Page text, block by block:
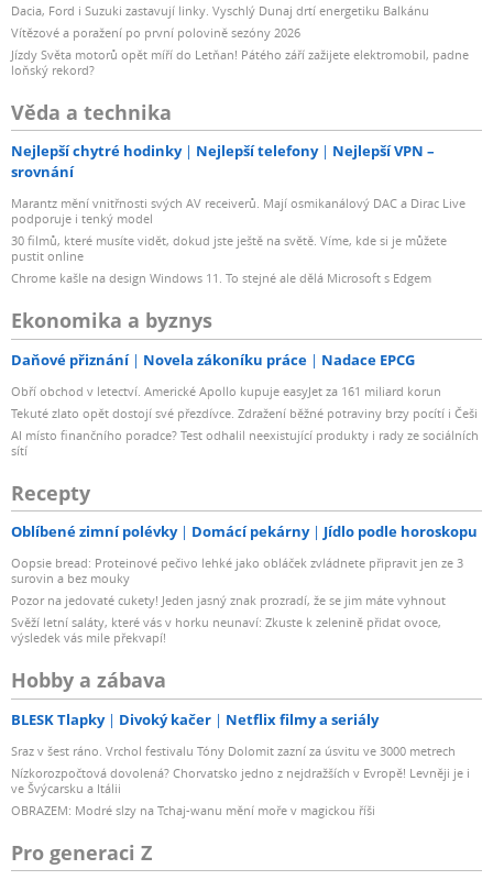
Dacia, Ford i Suzuki zastavují linky. Vyschlý Dunaj drtí energetiku Balkánu
Vítězové a poražení po první polovině sezóny 2026
Jízdy Světa motorů opět míří do Letňan! Pátého září zažijete elektromobil, padne
loňský rekord?
Věda a technika
Nejlepší chytré hodinky Nejlepší telefony
Nejlepší VPN –
srovnání
Marantz mění vnitřnosti svých AV receiverů. Mají osmikanálový DAC a Dirac Live
podporuje i tenký model
30 filmů, které musíte vidět, dokud jste ještě na světě. Víme, kde si je můžete
pustit online
Chrome kašle na design Windows 11. To stejné ale dělá Microsoft s Edgem
Ekonomika a byznys
Daňové přiznání Novela zákoníku práce Nadace EPCG
Obří obchod v letectví. Americké Apollo kupuje easyJet za 161 miliard korun
Tekuté zlato opět dostojí své přezdívce. Zdražení běžné potraviny brzy pocítí i Češi
AI místo finančního poradce? Test odhalil neexistující produkty i rady ze sociálních
sítí
Recepty
Oblíbené zimní polévky Domácí pekárny Jídlo podle horoskopu
Oopsie bread: Proteinové pečivo lehké jako obláček zvládnete připravit jen ze 3
surovin a bez mouky
Pozor na jedovaté cukety! Jeden jasný znak prozradí, že se jim máte vyhnout
Svěží letní saláty, které vás v horku neunaví: Zkuste k zelenině přidat ovoce,
výsledek vás mile překvapí!
Hobby a zábava
BLESK Tlapky Divoký kačer Netflix filmy a seriály
Sraz v šest ráno. Vrchol festivalu Tóny Dolomit zazní za úsvitu ve 3000 metrech
Nízkorozpočtová dovolená? Chorvatsko jedno z nejdražších v Evropě! Levněji je i
ve Švýcarsku a Itálii
OBRAZEM: Modré slzy na Tchaj-wanu mění moře v magickou říši
Pro generaci Z